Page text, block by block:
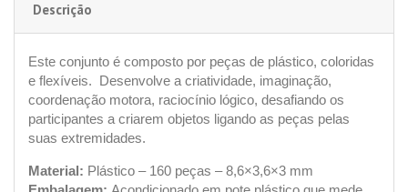
Descrição
Este conjunto é composto por peças de plástico, coloridas
e flexíveis. Desenvolve a criatividade, imaginação,
coordenação motora, raciocínio lógico, desafiando os
participantes a criarem objetos ligando as peças pelas
suas extremidades.
Material: Plástico – 160 peças – 8,6×3,6×3 mm